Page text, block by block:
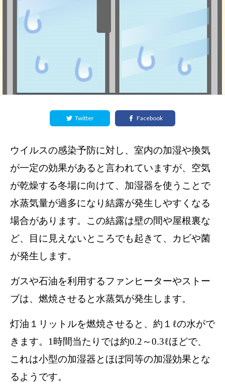
Twitter Facebook
ウイルスの感染予防に対し、室内の加湿や換気
が一定の効果があると言われていますが、空気
が乾燥する冬場に向けて、加湿器を使うことで
水蒸気量が過多になり結露が発生しやすくなる
場合があります。この結露は壁の間や屋根裏な
ど、目に見えないところでも起きて、カビや菌
が発生します。
ガスや石油を利用するファンヒーターやストー
ブは、燃焼させると水蒸気が発生します。
灯油１リットルを燃焼させると、約１ℓの水がで
きます。1時間当たりでは約0.2～0.3ℓほどで、
これは小型の加湿器とほぼ同等の加湿効果とな
るようです。